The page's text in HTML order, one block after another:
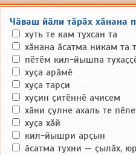
Чӑваш йӑли тӑрӑх хӑнана
хуть те кам тухсан та
хӑнана ӑсатма никам та
пӗтӗм кил-йышпа
хуҫа арӑмӗ
хуҫа тарҫи
хуҫин ҫитӗннӗ ачисем
хӑни ҫулне ахаль те
хуҫа хӑй
кил-йышри арҫын
ӑсатма тухни — ҫылӑх,